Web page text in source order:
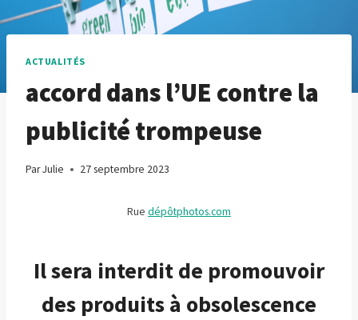
ACTUALITÉS
accord dans l’UE contre la
publicité trompeuse
ParJulie 27 septembre 2023
Rue dépôtphotos.com
Il sera interdit de promouvoir
des produits à obsolescence